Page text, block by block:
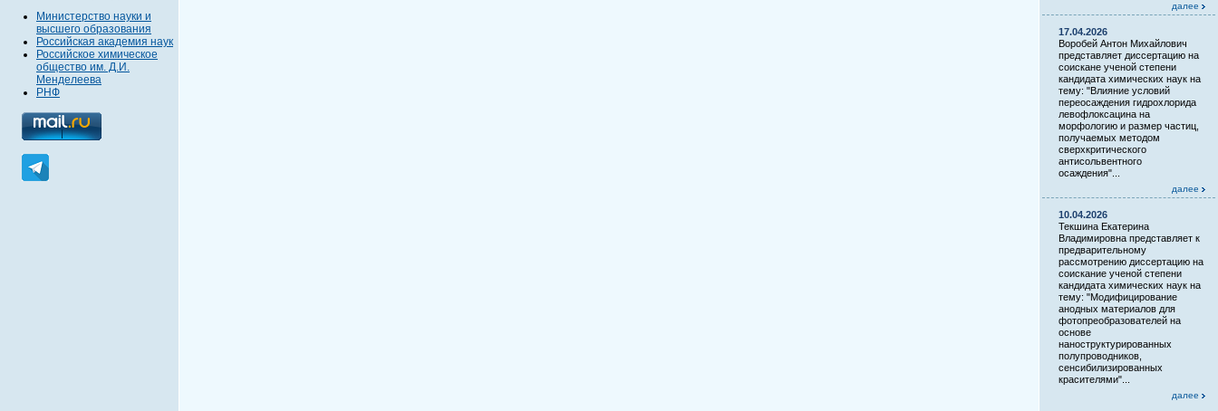
Министерство науки и
высшего образования
Российская академия наук
Российское химическое
общество им. Д.И.
Менделеева
РНФ
далее
17.04.2026
Воробей Антон Михайлович
представляет диссертацию на
соискане ученой степени
кандидата химических наук на
тему: "Влияние условий
переосаждения гидрохлорида
левофлоксацина на
морфологию и размер частиц,
получаемых методом
сверхкритического
антисольвентного
осаждения"...
далее
10.04.2026
Текшина Екатерина
Владимировна представляет к
предварительному
рассмотрению диссертацию на
соискание ученой степени
кандидата химических наук на
тему: "Модифицирование
анодных материалов для
фотопреобразователей на
основе
наноструктурированных
полупроводников,
сенсибилизированных
красителями"...
далее